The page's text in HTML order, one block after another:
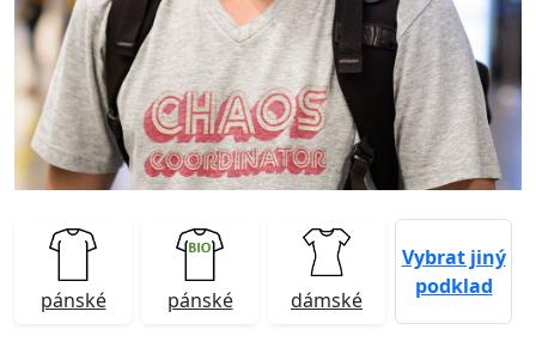
pánské pánské dámské
Vybrat jiný
podklad